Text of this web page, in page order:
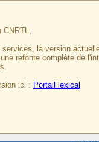
CNRTL,
la version
refonte complète de
ici : Portail lexical